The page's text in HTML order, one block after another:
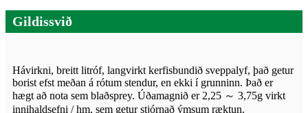
Gildissvið
Hávirkni, breitt litróf, langvirkt kerfisbundið sveppalyf, það getur
borist efst meðan á rótum stendur, en ekki í grunninn. Það er
hægt að nota sem blaðsprey. Úðamagnið er 2,25 ～ 3,75g virkt
innihaldsefni / hm, sem getur stjórnað ýmsum ræktun.